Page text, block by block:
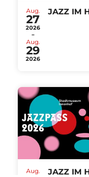
Aug.
27
2026
-
Aug.
29
2026
JAZZ IM
Aug.
JAZZ IM